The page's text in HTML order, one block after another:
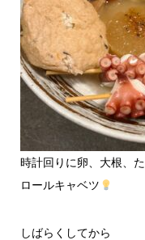
時計回りに卵、大根、
ロールキャベツ
しばらくしてから